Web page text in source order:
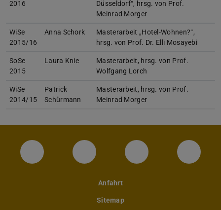
2016
Düsseldorf“, hrsg. von Prof.
Meinrad Morger
WiSe
2015/16
Anna Schork
Masterarbeit „Hotel-Wohnen?“,
hrsg. von Prof. Dr. Elli Mosayebi
SoSe
2015
Laura Knie
Masterarbeit, hrsg. von Prof.
Wolfgang Lorch
WiSe
2014/15
Patrick
Schürmann
Masterarbeit, hrsg. von Prof.
Meinrad Morger
Instagram-Seite des Fachbereichs
LinkedIn-Profil desFacebook-Seite
Anfahrt
Sitemap